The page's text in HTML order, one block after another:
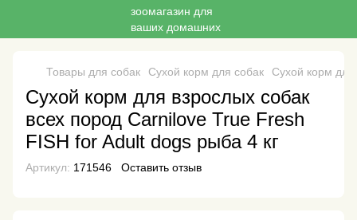
Товары для собак Сухой корм для собак Сухой корм
Сухой корм для взрослых собак
всех пород Carnilove True Fresh
FISH for Adult dogs рыба 4 кг
Артикул: 171546 Оставить отзыв